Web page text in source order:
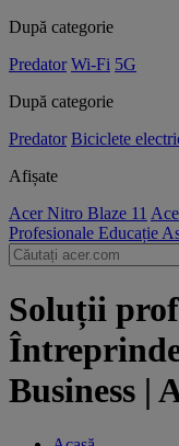
După categorie
Predator Wi-Fi 5G
După categorie
Predator Biciclete
Afișate
Acer Nitro Blaze 11
Profesionale Educație
Soluții
Business |